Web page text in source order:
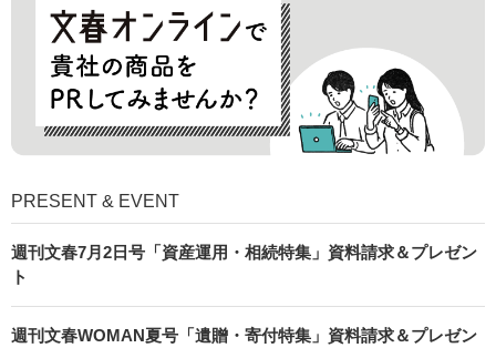
PRESENT & EVENT
週刊文春7月2日号「資産運用・相続特集」資料請求＆プレゼン
ト
週刊文春WOMAN夏号「遺贈・寄付特集」資料請求＆プレゼン